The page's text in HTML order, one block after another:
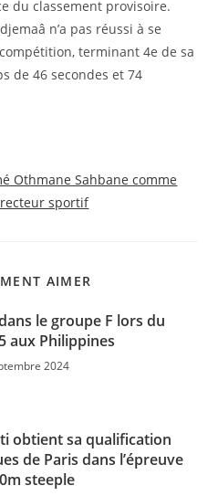
du classement provisoire.
n’a pas réussi à se
terminant 4e de sa
de 46 secondes et 74
Othmane Sahbane comme
sportif
AIMER
le groupe F lors du
aux Philippines
2024
obtient sa qualification
de Paris dans l’épreuve
steeple